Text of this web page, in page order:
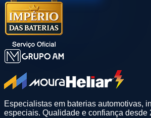
Especialistas em baterias automotivas,
especiais. Qualidade e confiança desde